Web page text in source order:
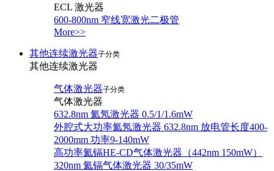
ECL 激光器
600-800nm 窄线宽激光二极管
More>>
其他连续激光器子分类
其他连续激光器
气体激光器子分类
气体激光器
632.8nm 氦氖激光器 0.5/1/1.6mW
外腔式大功率氦氖激光器 632.8nm 放电管长度400-
2000mm 功率9-140mW
高功率氦镉HE-CD气体激光器（442nm 150mW）
320nm 氦镉气体激光器 30/35mW